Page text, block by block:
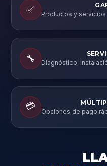
✅
Productos y
🔧
Diagnóstico,
💳
Opciones de pago